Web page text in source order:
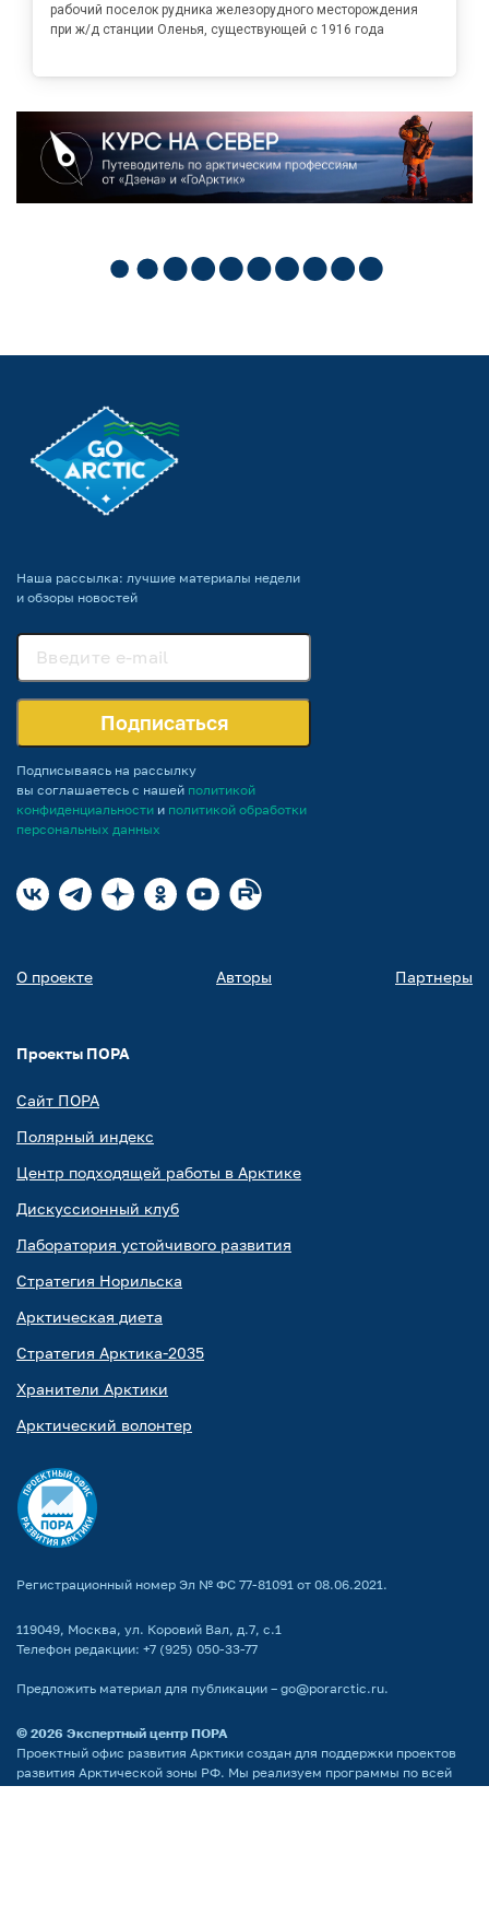
рабочий поселок рудника железорудного месторождения
при ж/д станции Оленья, существующей с 1916 года
Наша рассылка: лучшие материалы недели
и обзоры новостей
Подписаться
Подписываясь на рассылку
вы соглашаетесь с нашей политикой
конфиденциальности и политикой обработки
персональных данных
О проекте Авторы Партнеры
Проекты ПОРА
Сайт ПОРА
Полярный индекс
Центр подходящей работы в Арктике
Дискуссионный клуб
Лаборатория устойчивого развития
Стратегия Норильска
Арктическая диета
Стратегия Арктика-2035
Хранители Арктики
Арктический волонтер
Регистрационный номер Эл № ФС 77-81091 от 08.06.2021.
119049, Москва, ул. Коровий Вал, д.7, с.1
Телефон редакции: +7 (925) 050-33-77
Предложить материал для публикации – go@porarctic.ru.
© 2026 Экспертный центр ПОРА
Проектный офис развития Арктики создан для поддержки проектов
развития Арктической зоны РФ. Мы реализуем программы по всей
территории Арктики, поддерживаем молодых ученых